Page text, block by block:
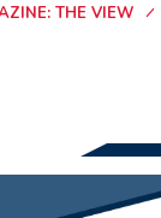
THE VIEW